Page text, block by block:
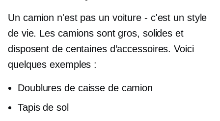
Un camion n'est pas un voiture - c'est un style
de vie. Les camions sont gros, solides et
disposent de centaines d’accessoires. Voici
quelques exemples :
Doublures de caisse de camion
Tapis de sol